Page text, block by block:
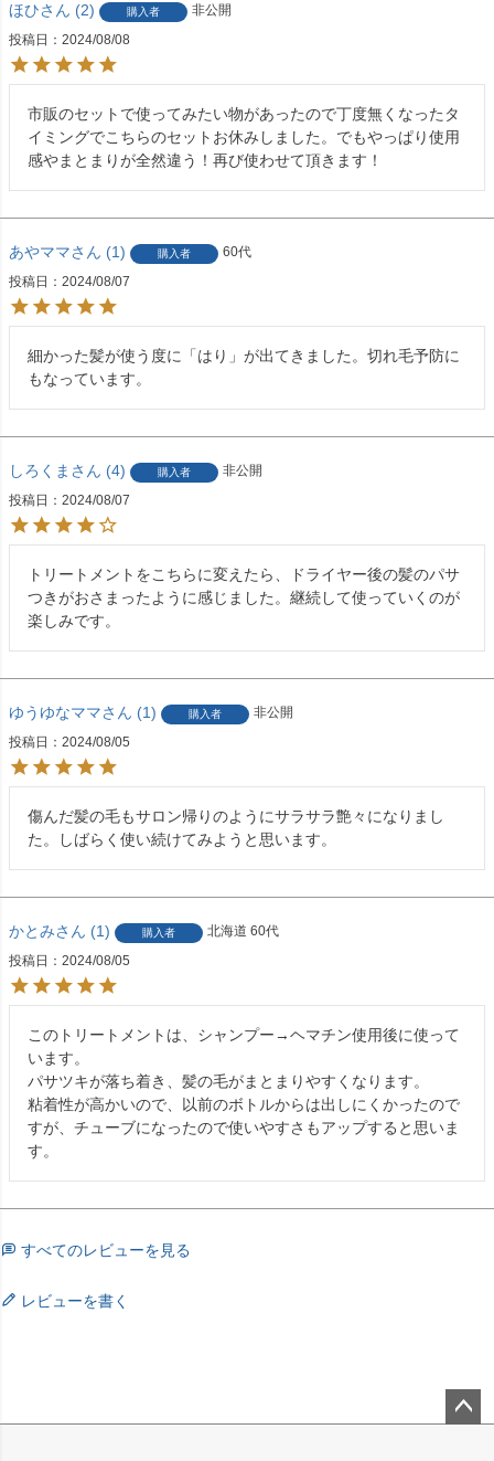
ほひ 2 購入者
非公開
投稿日
2024/08/08
市販のセットで使ってみたい物があったので丁度無くなったタ
イミングでこちらのセットお休みしました。でもやっぱり使用
感やまとまりが全然違う！再び使わせて頂きます！
あやママ 1 購入者
60代
投稿日
2024/08/07
細かった髪が使う度に「はり」が出てきました。切れ毛予防に
もなっています。
しろくま 4 購入者
非公開
投稿日
2024/08/07
トリートメントをこちらに変えたら、ドライヤー後の髪のパサ
つきがおさまったように感じました。継続して使っていくのが
楽しみです。
ゆうゆなママ 1 購入者
非公開
投稿日
2024/08/05
傷んだ髪の毛もサロン帰りのようにサラサラ艶々になりまし
た。しばらく使い続けてみようと思います。
かとみ 1 購入者 北海道 60代
投稿日
2024/08/05
このトリートメントは、シャンプー→ヘマチン使用後に使って
います。
パサツキが落ち着き、髪の毛がまとまりやすくなります。
粘着性が高かいので、以前のボトルからは出しにくかったので
すが、チューブになったので使いやすさもアップすると思いま
す。
すべてのレビューを見る
レビューを書く